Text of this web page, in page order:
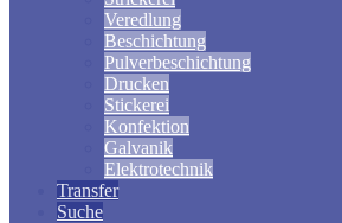
Veredlung
Beschichtung
Pulverbeschichtung
Drucken
Stickerei
Konfektion
Galvanik
Elektrotechnik
Transfer
Suche